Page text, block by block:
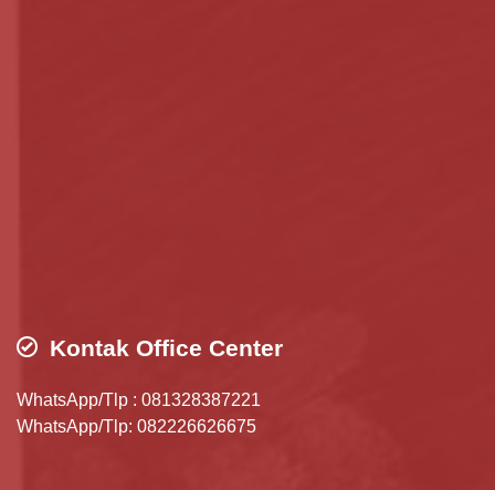
Kontak Office Center
WhatsApp/Tlp : 081328387221
WhatsApp/Tlp: 082226626675